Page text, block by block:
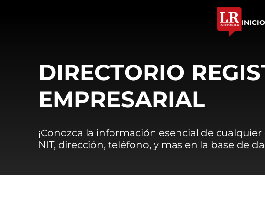
INICIO
DIRECTORIO
EMPRESARIAL
¡Conozca la información esencial de
NIT, dirección, teléfono, y mas en la base de